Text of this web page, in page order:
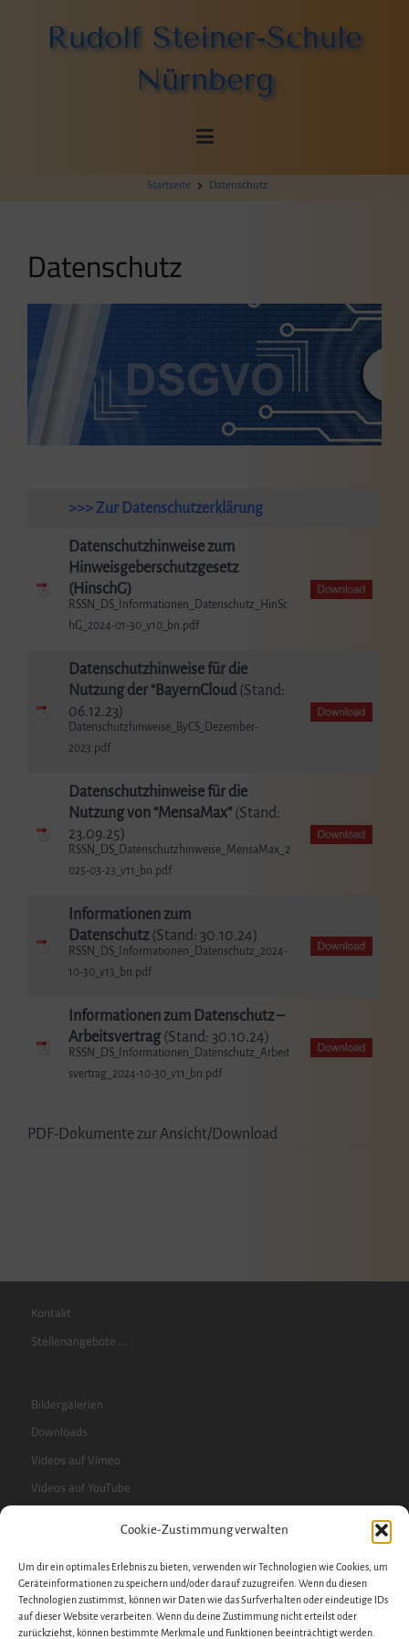
Cookie-Zustimmung verwalten
Um dir ein optimales Erlebnis zu bieten, verwenden wir Technologien wie Cookies, um
Geräteinformationen zu speichern und/oder darauf zuzugreifen. Wenn du diesen
Technologien zustimmst, können wir Daten wie das Surfverhalten oder eindeutige IDs
auf dieser Website verarbeiten. Wenn du deine Zustimmung nicht erteilst oder
zurückziehst, können bestimmte Merkmale und Funktionen beeinträchtigt werden.
springenRudolf Steiner-Schule
Nürnberg
Startseite Datenschutz
Datenschutz
>>> Zur Datenschutzerklärung
Datenschutzhinweise zum
Hinweisgeberschutzgesetz
(HinschG)
RSSN_DS_Informationen_Datenschutz_HinSc
hG_2024-01-30_v10_bn.pdf
Datenschutzhinweise für die
Nutzung der “BayernCloud(Stand:
06.12.23)
Datenschutzhinweise_ByCS_Dezember-
2023.pdf
Datenschutzhinweise für die
Nutzung von “MensaMax”(Stand:
23.09.25)
RSSN_DS_Datenschutzhinweise_MensaMax_2
025-03-23_v11_bn.pdf
Informationen zum
Datenschutz(Stand: 30.10.24)
RSSN_DS_Informationen_Datenschutz_2024-
10-30_v13_bn.pdf
Informationen zum Datenschutz –
Arbeitsvertrag(Stand: 30.10.24)
RSSN_DS_Informationen_Datenschutz_Arbeit
svertrag_2024-10-30_v11_bn.pdf
PDF-Dokumente zur Ansicht/Download
Kontakt
Stellenangebote …
Bildergalerien
Downloads
Videos auf Vimeo
Videos auf YouTube
Sidebar